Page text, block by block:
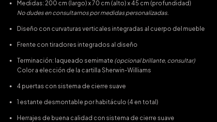
Medidas: 200 cm (largo) x 70 cm (alto) x 45 cm (profundidad)
No dudes en consultarnos por medidas personalizadas.
Diseño con curvaturas verticales integradas al cuerpo del mueble
Frente con tiradores integrados al diseño
Terminación: laqueado semimate (opcional brillante, consultar)
Color a elección de la cartilla Sherwin-Williams
4 puertas con sistema de cierre suave
1 estante desmontable por habitáculo (4 en total)
Herrajes de buena calidad con sistema de cierre suave